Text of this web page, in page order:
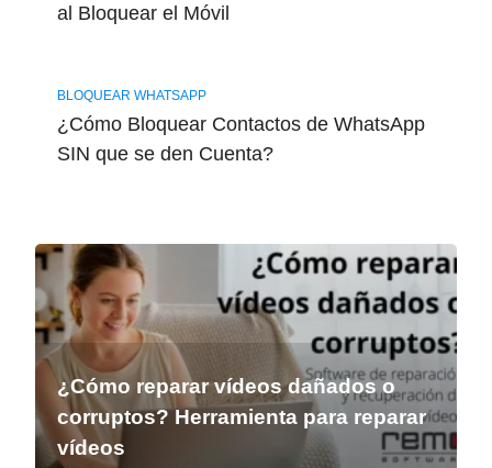
al Bloquear el Móvil
BLOQUEAR WHATSAPP
¿Cómo Bloquear Contactos de WhatsApp
SIN que se den Cuenta?
¿Cómo reparar vídeos dañados o
corruptos? Herramienta para reparar
vídeos